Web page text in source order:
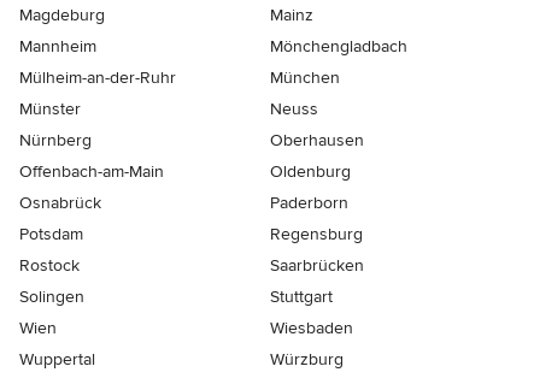
Magdeburg
Mainz
Mannheim
Mönchen­gladbach
Mülheim-an-der-Ruhr
München
Münster
Neuss
Nürnberg
Oberhausen
Offenbach-am-Main
Oldenburg
Osnabrück
Paderborn
Potsdam
Regensburg
Rostock
Saarbrücken
Solingen
Stuttgart
Wien
Wiesbaden
Wuppertal
Würzburg